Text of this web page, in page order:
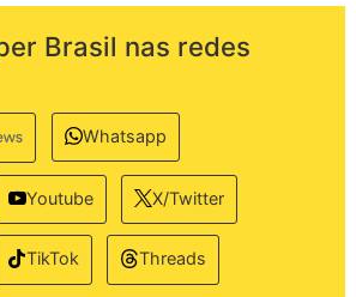
Brasil nas redes
Whatsapp
Youtube X/Twitter
TikTok Threads